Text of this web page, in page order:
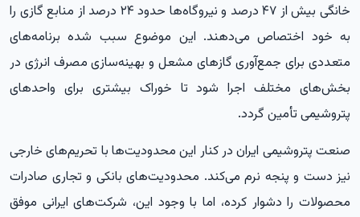
خانگی بیش از ۴۷ درصد و نیروگاه‌ها حدود ۲۴ درصد از منابع گازی را
به خود اختصاص می‌دهند. این موضوع سبب شده برنامه‌های
متعددی برای جمع‌آوری گازهای مشعل و بهینه‌سازی مصرف انرژی در
بخش‌های مختلف اجرا شود تا خوراک بیشتری برای واحدهای
پتروشیمی تأمین گردد.
صنعت پتروشیمی ایران در کنار این محدودیت‌ها با تحریم‌های خارجی
نیز دست و پنجه نرم می‌کند. محدودیت‌های بانکی و تجاری صادرات
محصولات را دشوار کرده، اما با وجود این، شرکت‌های ایرانی موفق